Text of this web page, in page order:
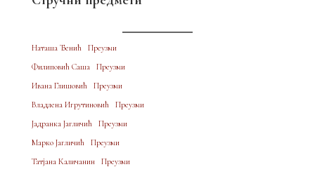
Наташа Ђенић
Преузми
Филиповић Саша
Преузми
Ивана Глишовић
Преузми
Владлена Игрутиновић
Преузми
Јадранка Јагличић
Преузми
Марко Јагличић
Преузми
Татјана Каличанин
Преузми